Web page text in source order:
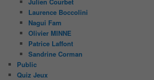
Laurence Boccolini
Nagui Fam
Olivier MINNE
Patrice Laffont
Sandrine Corman
Public
Quiz Jeux